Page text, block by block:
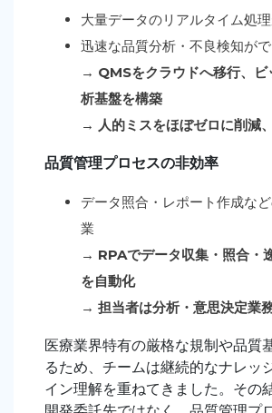
大量データのリアルタイム処
迅速な品質分析・不良検知が
→ QMSをクラウドへ移行、ビ
析基盤を構築
→ 人的ミスをほぼゼロに削減
品質管理プロセスの非効率
データ照合・レポート作成な
業
→ RPAでデータ収集・照合・
を自動化
→ 担当者は分析・意思決定業
医療業界特有の厳格な規制や品質
るため、チームは継続的なナレッ
イン理解を重ねてきました。その